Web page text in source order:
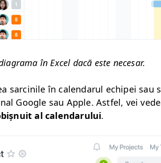
în Excel dacă este necesar.
sarcinile în cal­en­darul echipei sau
Google sau Apple. Ast­fel, vei
al cal­en­daru­lui.